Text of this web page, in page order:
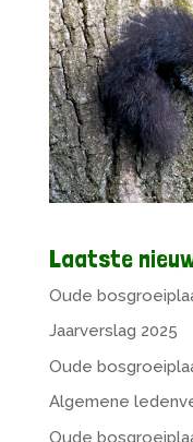
Laatste
Oude
Jaarverslag 2025
Oude
Algemene
Oude